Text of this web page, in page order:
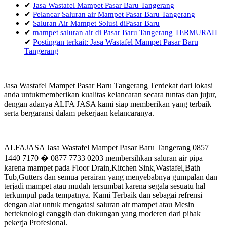
✔ Jasa Wastafel Mampet Pasar Baru Tangerang
✔ Pelancar Saluran air Mampet Pasar Baru Tangerang
✔ Saluran Air Mampet Solusi diPasar Baru
✔ mampet saluran air di Pasar Baru Tangerang TERMURAH
✔ Postingan terkait: Jasa Wastafel Mampet Pasar Baru
Tangerang
Jasa Wastafel Mampet Pasar Baru Tangerang Terdekat dari lokasi
anda untukmemberikan kualitas kelancaran secara tuntas dan jujur,
dengan adanya ALFA JASA kami siap memberikan yang terbaik
serta bergaransi dalam pekerjaan kelancaranya.
ALFAJASA Jasa Wastafel Mampet Pasar Baru Tangerang 0857
1440 7170 � 0877 7733 0203 membersihkan saluran air pipa
karena mampet pada Floor Drain,Kitchen Sink,Wastafel,Bath
Tub,Gutters dan semua perairan yang menyebabnya gumpalan dan
terjadi mampet atau mudah tersumbat karena segala sesuatu hal
terkumpul pada tempatnya. Kami Terbaik dan sebagai refrensi
dengan alat untuk mengatasi saluran air mampet atau Mesin
berteknologi canggih dan dukungan yang moderen dari pihak
pekerja Profesional.